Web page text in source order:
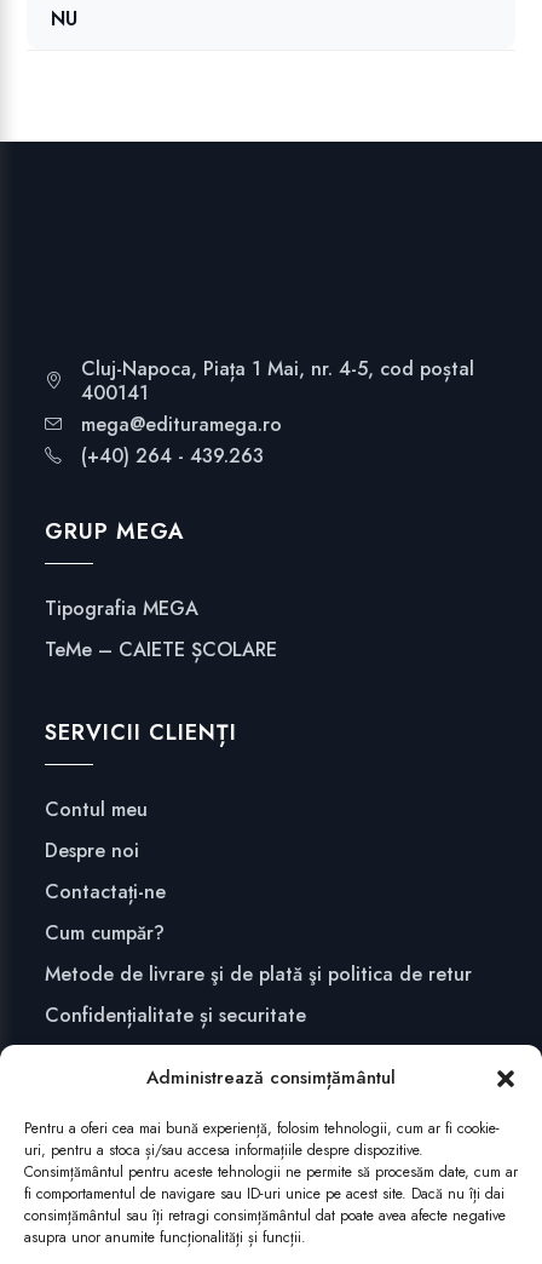
Administrează consimțământul
Pentru a oferi cea mai bună experiență, folosim tehnologii, cum ar fi cookie-
uri, pentru a stoca și/sau accesa informațiile despre dispozitive.
Consimțământul pentru aceste tehnologii ne permite să procesăm date, cum ar
fi comportamentul de navigare sau ID-uri unice pe acest site. Dacă nu îți dai
consimțământul sau îți retragi consimțământul dat poate avea afecte negative
asupra unor anumite funcționalități și funcții.
NU
Cluj-Napoca, Piața 1 Mai, nr. 4-5, cod poștal
400141
mega@edituramega.ro
(+40) 264 - 439.263
GRUP MEGA
Tipografia MEGA
TeMe – CAIETE ȘCOLARE
SERVICII CLIENȚI
Contul meu
Despre noi
Contactați-ne
Cum cumpăr?
Metode de livrare şi de plată şi politica de retur
Confidențialitate și securitate